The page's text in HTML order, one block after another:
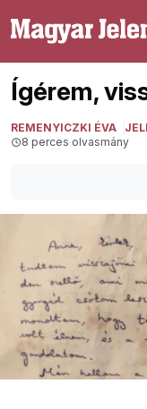
Ígérem,
REMENYICZKI ÉVA
8 perces olvasmány